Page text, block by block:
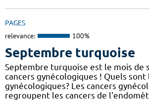
PAGES
relevance: 100%
Septembre turquoise
Septembre turquoise est le mois de
cancers gynécologiques ! Quels sont
gynécologiques? Les cancers
regroupent les cancers de